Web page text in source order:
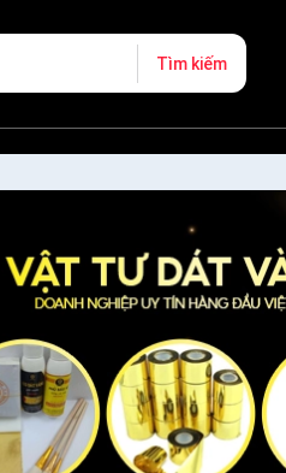
Tìm kiếm